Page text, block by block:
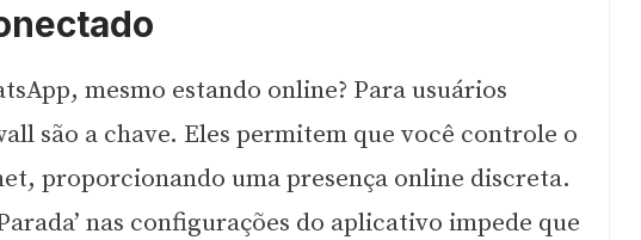
mesmo estando online? Para usuários
são a chave. Eles permitem que você controle o
proporcionando uma presença online discreta.
nas configurações do aplicativo impede que